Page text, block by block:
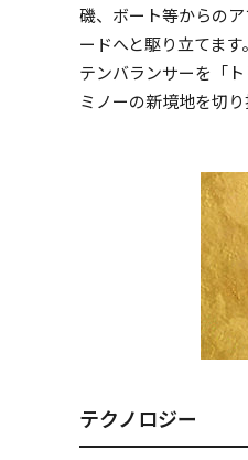
磯、ボート等からの
ードへと駆り立てま
テンバランサーを「
ミノーの新境地を切り
テクノロジー